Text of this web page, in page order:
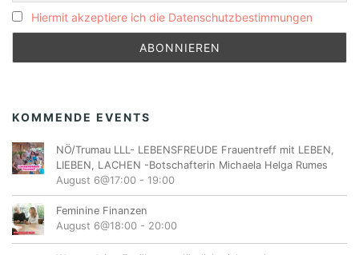
Hiermit akzeptiere ich die Datenschutzbestimmungen
KOMMENDE EVENTS
NÖ/Trumau LLL- LEBENSFREUDE Frauentreff mit LEBEN,
LIEBEN, LACHEN -Botschafterin Michaela Helga Rumes
August 6@17:00 - 19:00
Feminine Finanzen
August 6@18:00 - 20:00